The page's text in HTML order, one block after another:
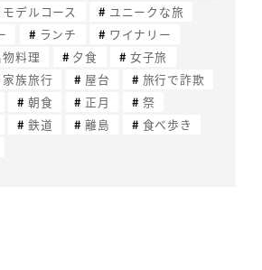
モデルコース
ユニークな旅
ランチ
ワイナリー
料理 夕食
女子旅
家族旅行 屋台
旅行で詐欺
朝食 正月
祭
鉄道 離島
食べ歩き